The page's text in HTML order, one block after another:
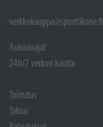
verkkokauppa@sporttikone.fi
Aukioloajat
24h/7 verkon kautta
Toimitus
Takuu